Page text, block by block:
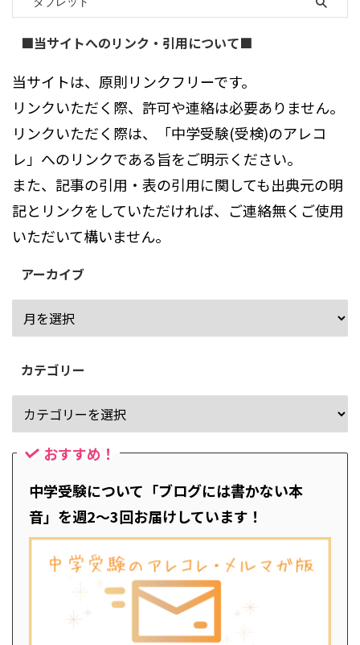
■当サイトへのリンク・引用について■
当サイトは、原則リンクフリーです。
リンクいただく際、許可や連絡は必要ありません。
リンクいただく際は、「中学受験(受検)のアレコ
レ」へのリンクである旨をご明示ください。
また、記事の引用・表の引用に関しても出典元の明
記とリンクをしていただければ、ご連絡無くご使用
いただいて構いません。
アーカイブ
カテゴリー
おすすめ！
中学受験について「ブログには書かない本
音」を週2～3回お届けしています！